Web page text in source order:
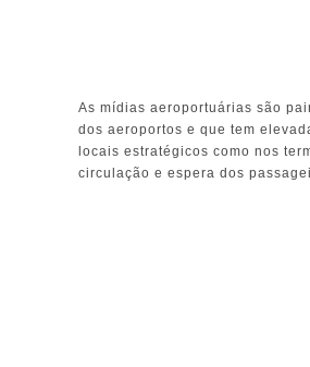
As mídias aeroportuárias são
dos aeroportos e que tem
locais estratégicos como nos
circulação e espera dos